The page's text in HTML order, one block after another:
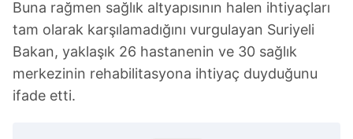
Buna rağmen sağlık altyapısının halen ihtiyaçları
tam olarak karşılamadığını vurgulayan Suriyeli
Bakan, yaklaşık 26 hastanenin ve 30 sağlık
merkezinin rehabilitasyona ihtiyaç duyduğunu
ifade etti.